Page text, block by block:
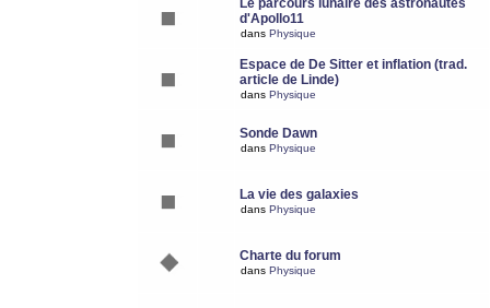
Le parcours lunaire des astronautes
d'Apollo11
dans Physique
Espace de De Sitter et inflation (trad.
article de Linde)
dans Physique
Sonde Dawn
dans Physique
La vie des galaxies
dans Physique
Charte du forum
dans Physique